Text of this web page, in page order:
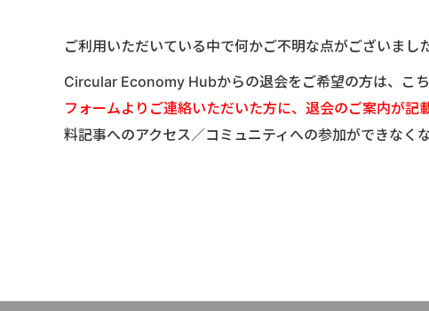
ご利用いただいている中で何かご不明な点がございました
Circular Economy Hubからの退会をご希望の方は、こ
フォームよりご連絡いただいた方に、退会のご案内が記
料記事へのアクセス／コミュニティへの参加ができなく